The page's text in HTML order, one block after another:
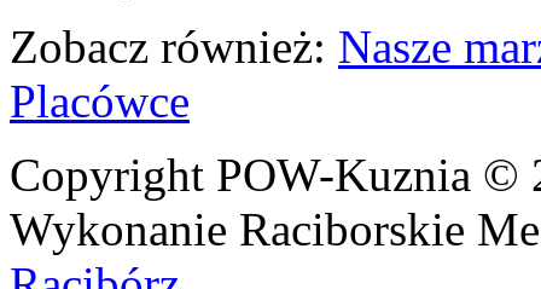
Zobacz również: Nasze
Placówce
Copyright POW-Kuznia ©
Wykonanie Raciborskie